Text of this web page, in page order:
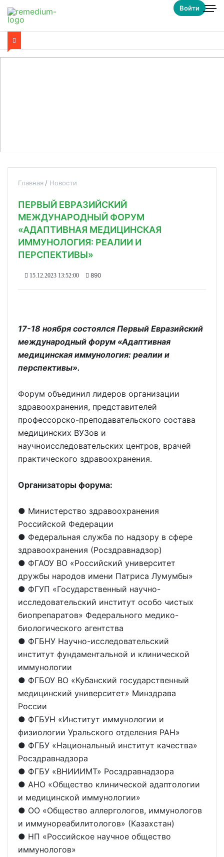
Войти
Главная Новости
ПЕРВЫЙ ЕВРАЗИЙСКИЙ
МЕЖДУНАРОДНЫЙ ФОРУМ
«АДАПТИВНАЯ МЕДИЦИНСКАЯ
ИММУНОЛОГИЯ: РЕАЛИИ И
ПЕРСПЕКТИВЫ»
15.12.2023 13:52:00 890
17-18 ноября состоялся Первый Евразийский
международный форум «Адаптивная
медицинская иммунология: реалии и
перспективы».
Форум объединил лидеров организации
здравоохранения, представителей
профессорско-преподавательского состава
медицинских ВУЗов и
научноисследовательских центров, врачей
практического здравоохранения.
Организаторы форума:
● Министерство здравоохранения
Российской Федерации
● Федеральная служба по надзору в сфере
здравоохранения (Росздравнадзор)
● ФГАОУ ВО «Российский университет
дружбы народов имени Патриса Лумумбы»
● ФГУП «Государственный научно-
исследовательский институт особо чистых
биопрепаратов» Федерального медико-
биологического агентства
● ФГБНУ Научно-исследовательский
институт фундаментальной и клинической
иммунологии
● ФГБОУ ВО «Кубанский государственный
медицинский университет» Минздрава
России
● ФГБУН «Институт иммунологии и
физиологии Уральского отделения РАН»
● ФГБУ «Национальный институт качества»
Росздравнадзора
● ФГБУ «ВНИИИМТ» Росздравнадзора
● АНО «Общество клинической адаптологии
и медицинской иммунологии»
● ОО «Общество аллергологов, иммунологов
и иммунореабилитологов» (Казахстан)
● НП «Российское научное общество
иммунологов»